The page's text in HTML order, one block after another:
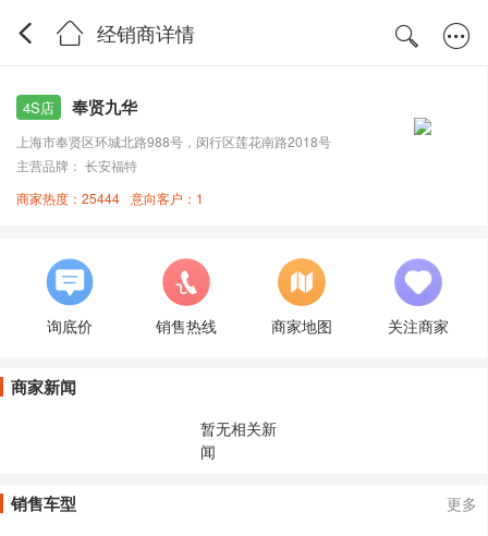
经销商详情
4S店 奉贤九华
上海市奉贤区环城北路988号，闵行区莲花南路2018号
主营品牌： 长安福特
商家热度：25444 意向客户：1
询底价 销售热线 商家地图 关注商家
商家新闻
暂无相关新
闻
销售车型 更多